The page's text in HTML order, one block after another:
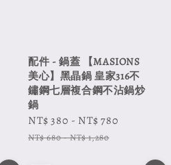
配件 - 鍋蓋 【MASIONS
美心】黑晶鍋 皇家316不
鏽鋼七層複合鋼不沾鍋炒
鍋
Sale
price
NT$ 380 - NT$ 780
NT$ 680-NT$ 1,280